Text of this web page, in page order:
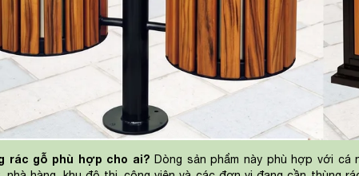
rác gỗ phù hợp cho ai? Dòng sản phẩm này phù hợp với cá